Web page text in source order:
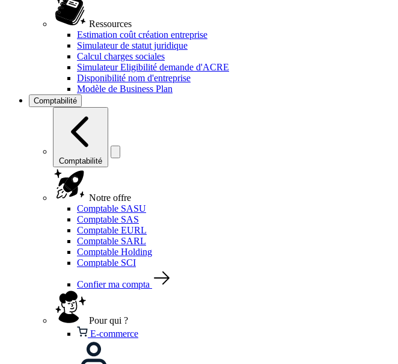
Ressources
Estimation coût création entreprise
Simulateur de statut juridique
Calcul charges sociales
Simulateur Eligibilité demande d'ACRE
Disponibilité nom d'entreprise
Modèle de Business Plan
Comptabilité
Comptabilité
Notre offre
Comptable SASU
Comptable SAS
Comptable EURL
Comptable SARL
Comptable Holding
Comptable SCI
Confier ma compta
Pour qui ?
E-commerce